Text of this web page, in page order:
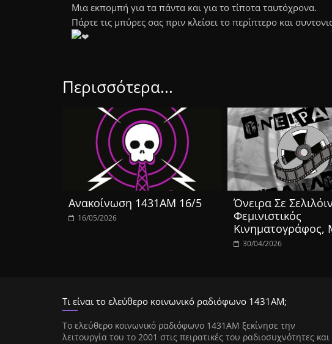
Μια εκπομπή για τα πάντα και για το τίποτα ταυτόχρονα.
Πάρτε τις μπύρες σας πριν κλείσει το περίπτερο και
Περισσότερα...
Ανακοίνωση 1431ΑΜ 16/5
16/05/2026
Όνειρα Σε
Φεμινιστικός
Κινηματογράφος,
30/04/2026
Τι είναι το ελεύθερο κοινωνικό ραδιόφωνο 1431ΑΜ;
Tο ελεύθερο κοινωνικό ραδιόφωνο 1431AM ξεκίνησε την
λειτουργία του το 2001 στις πειρατικές του ραδιοσυχνότητες και